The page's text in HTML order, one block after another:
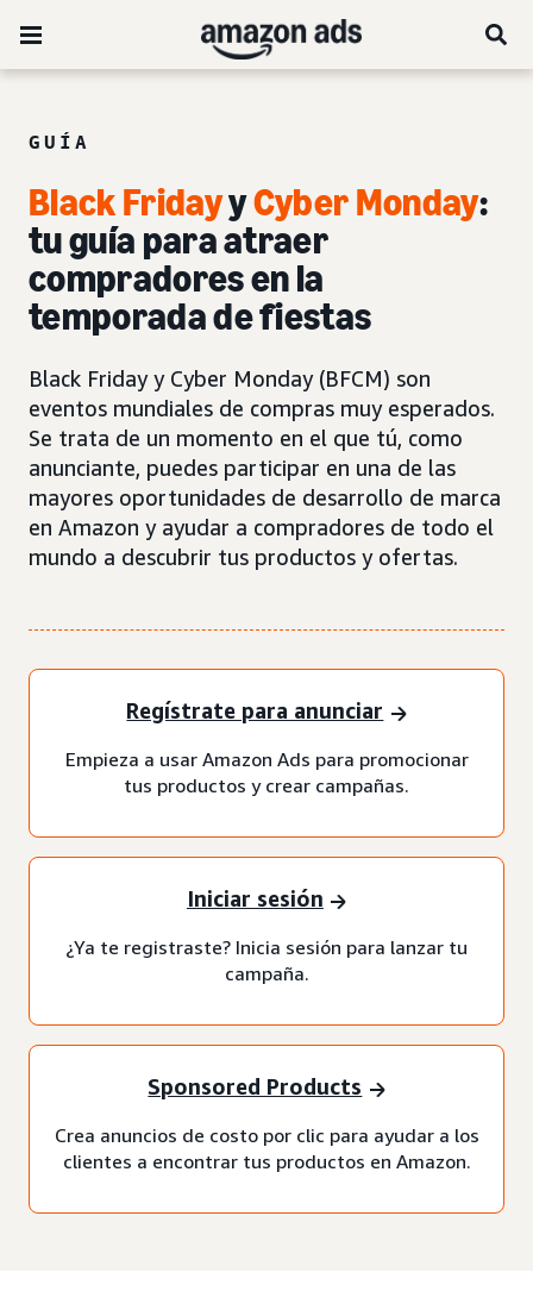
GUÍA
Black FridayyCyber Monday:
tu guía para atraer
compradores en la
temporada de fiestas
Black Friday y Cyber Monday (BFCM) son
eventos mundiales de compras muy esperados.
Se trata de un momento en el que tú, como
anunciante, puedes participar en una de las
mayores oportunidades de desarrollo de marca
en Amazon y ayudar a compradores de todo el
mundo a descubrir tus productos y ofertas.
Regístrate para anunciar
Empieza a usar Amazon Ads para promocionar
tus productos y crear campañas.
Iniciar sesión
¿Ya te registraste? Inicia sesión para lanzar tu
campaña.
Sponsored Products
Crea anuncios de costo por clic para ayudar a los
clientes a encontrar tus productos en Amazon.